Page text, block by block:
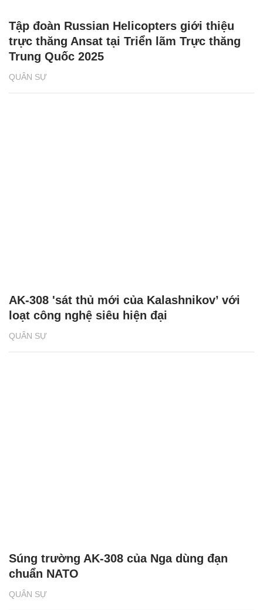
QUÂN SỰ
Tập đoàn Russian Helicopters giới thiệu
trực thăng Ansat tại Triển lãm Trực thăng
Trung Quốc 2025
QUÂN SỰ
AK-308 'sát thủ mới của Kalashnikov’ với
loạt công nghệ siêu hiện đại
QUÂN SỰ
Súng trường AK-308 của Nga dùng đạn
chuẩn NATO